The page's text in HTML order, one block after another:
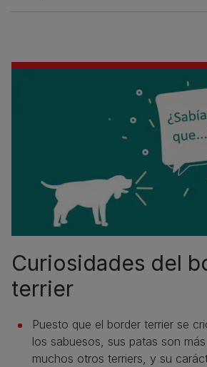
Curiosidades del
terrier
Puesto que el border terrier se
los sabuesos, sus patas son
muchos otros terriers, y su